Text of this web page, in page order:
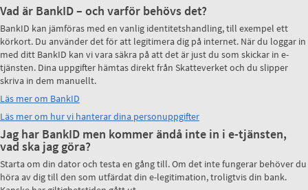
Vad är BankID – och varför behövs det?
BankID kan jämföras med en vanlig identitetshandling, till exempel ett
körkort. Du använder det för att legitimera dig på internet. När du loggar in
med ditt BankID kan vi vara säkra på att det är just du som skickar in e-
tjänsten. Dina uppgifter hämtas direkt från Skatteverket och du slipper
skriva in dem manuellt.
Läs mer om BankID
Läs mer om hur vi hanterar dina personuppgifter
Jag har BankID men kommer ändå inte in i e-tjänsten,
vad ska jag göra?
Starta om din dator och testa en gång till. Om det inte fungerar behöver du
höra av dig till den som utfärdat din e-legitimation, troligtvis din bank.